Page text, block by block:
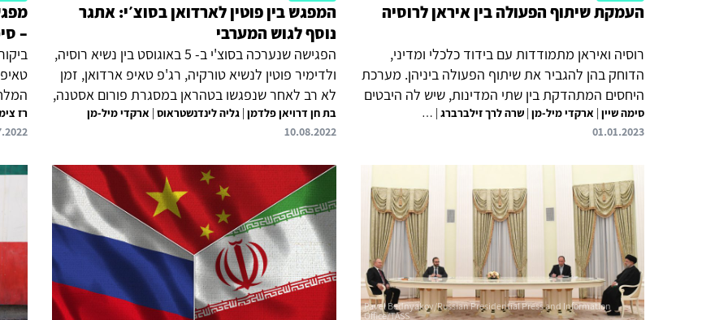
העמקת שיתוף הפעולה בין איראן לרוסיה
רוסיה ואיראן מתמודדות עם בידוד כלכלי ומדיני,
הדוחק בהן להגביר את שיתוף הפעולה ביניהן. מערכת
היחסים המתהדקת בין שתי המדינות, שיש לה היבטים
צבאיים וכלכליים ואשר באה לידי ביטוי בשיתוף פעולה
בזירת סוריה, עלתה מדרגה בחודשים האחרונים עם
באוקראינה. שימוש שעשתה רוסיה בכטב"מים
איראניים, שמאות רבות מהם נמכרו לה על ידי איראן
כביטוי לשיתוף פעולה ראשון מסוגו, כבר גרם נזק רב
לתשתיות באוקראינה. על ישראל לקחת בחשבון את
התמורות שרוסיה עשויה להעניק לאיראן במישור
הצבאי הקונבנציונלי (מטוסים והגנה אווירית),...
סימה שיין | ארקדי מיל-מן | שרה לרך זילברברג | בת חן דרויאן פלדמן
01.01.2023
המפגש בין פוטין לארדואן בסוצ׳י: אתגר
נוסף לגוש המערבי
הפגישה שנערכה בסוצ'י ב- 5 באוגוסט בין נשיא רוסיה,
ולדימיר פוטין לנשיא טורקיה, רג'פ טאיפ ארדואן, זמן
לא רב לאחר שנפגשו בטהראן במסגרת פורום אסטנה,
מסמלת העמקה של שיתוף הפעולה בין מוסקבה
לאנקרה. מוסקבה זקוקה לאנקרה, בין היתר לצורך
באוקראינה וכן מעוניינת בהמשך ההחלשה מבפנים
של נאט"ו. אנקרה מצידה זקוקה למוסקבה עקב
ההשפעה הרוסית בזירות מרכזיות עבורה – סוריה,
הקווקז ולוב, וכן עקב תלותה ברוסיה בנושאי אנרגיה.
מדינות המערב מעניקות לאנקרה מרחב גמישות
מסוים במגעיה עם מוסקבה, בין היתר כמתווכת...
בת חן דרויאן פלדמן |גליה לינדנשטראוס | ארקדי מיל-מן
10.08.2022
–
מול
רז